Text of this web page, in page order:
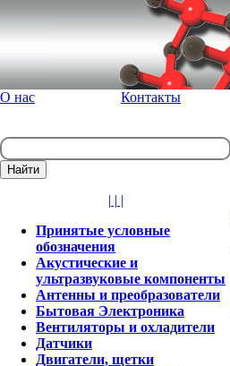
О нас Контакты
| | |
Принятые условные
обозначения
Акустические и
ультразвуковые компоненты
Антенны и преобразователи
Бытовая Электроника
Вентиляторы и охладители
Датчики
Двигатели, щетки